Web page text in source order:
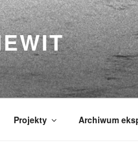
Projekty Archiwum